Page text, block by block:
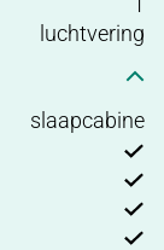
luchtvering
slaapcabine